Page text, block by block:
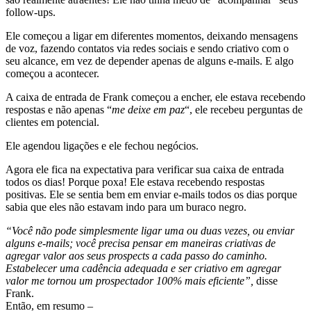
follow-ups.
Ele começou a ligar em diferentes momentos, deixando mensagens
de voz, fazendo contatos via redes sociais e sendo criativo com o
seu alcance, em vez de depender apenas de alguns e-mails. E algo
começou a acontecer.
A caixa de entrada de Frank começou a encher, ele estava recebendo
respostas e não apenas “me deixe em paz“, ele recebeu perguntas de
clientes em potencial.
Ele agendou ligações e ele fechou negócios.
Agora ele fica na expectativa para verificar sua caixa de entrada
todos os dias! Porque poxa! Ele estava recebendo respostas
positivas. Ele se sentia bem em enviar e-mails todos os dias porque
sabia que eles não estavam indo para um buraco negro.
“Você não pode simplesmente ligar uma ou duas vezes, ou enviar
alguns e-mails; você precisa pensar em maneiras criativas de
agregar valor aos seus prospects a cada passo do caminho.
Estabelecer uma cadência adequada e ser criativo em agregar
valor me tornou um prospectador 100% mais eficiente”, disse
Frank.
Então, em resumo –